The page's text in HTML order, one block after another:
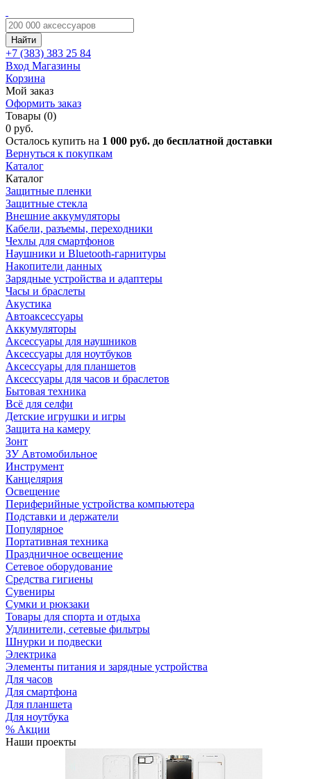
Найти
+7 (383) 383 25 84
Вход Магазины
Корзина
Мой заказ
Оформить заказ
Товары (0)
0 руб.
Осталось купить на 1 000 руб. до бесплатной доставки
Вернуться к покупкам
Каталог
Каталог
Защитные пленки
Защитные стекла
Внешние аккумуляторы
Кабели, разъемы, переходники
Чехлы для смартфонов
Наушники и Bluetooth-гарнитуры
Накопители данных
Зарядные устройства и адаптеры
Часы и браслеты
Акустика
Автоаксессуары
Аккумуляторы
Аксессуары для наушников
Аксессуары для ноутбуков
Аксессуары для планшетов
Аксессуары для часов и браслетов
Бытовая техника
Всё для селфи
Детские игрушки и игры
Защита на камеру
Зонт
ЗУ Автомобильное
Инструмент
Канцелярия
Освещение
Периферийные устройства компьютера
Подставки и держатели
Популярное
Портативная техника
Праздничное освещение
Сетевое оборудование
Средства гигиены
Сувениры
Сумки и рюкзаки
Товары для спорта и отдыха
Удлинители, сетевые фильтры
Шнурки и подвески
Электрика
Элементы питания и зарядные устройства
Для часов
Для смартфона
Для планшета
Для ноутбука
% Акции
Наши проекты